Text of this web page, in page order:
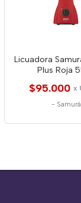
Licuadora
Plus Roja
$95.000 x
-